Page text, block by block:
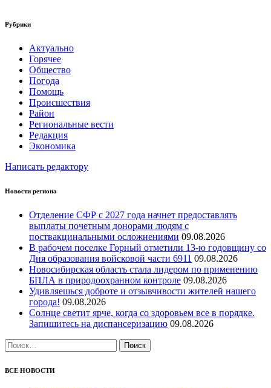
Рубрики
Актуально
Горячее
Общество
Погода
Помощь
Происшествия
Район
Региональные вести
Редакция
Экономика
Написать редактору
Новости региона
Отделение СФР с 2027 года начнет предоставлять
выплаты почетным донорами людям с
поствакцинальными осложнениями 09.08.2026
В рабочем поселке Горный отметили 13-ю годовщину со
Дня образования войсковой части 6911 09.08.2026
Новосибирская область стала лидером по применению
БПЛА в природоохранном контроле 09.08.2026
Удивляешься доброте и отзывчивости жителей нашего
города! 09.08.2026
Солнце светит ярче, когда со здоровьем все в порядке.
Запишитесь на диспансеризацию 09.08.2026
Найти:
ВСЕ НОВОСТИ